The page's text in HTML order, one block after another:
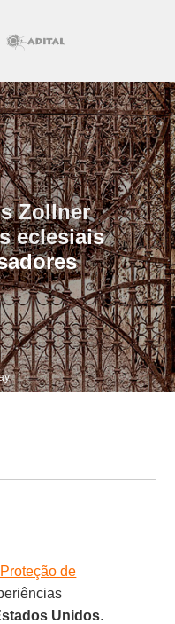
Zollner
eclesiais
de
Unidos.